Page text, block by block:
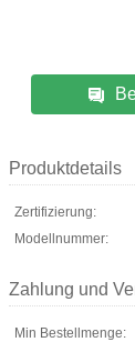
Produktdetails
Zertifizierung:
Modellnummer:
Zahlung und
Min Bestellmenge: